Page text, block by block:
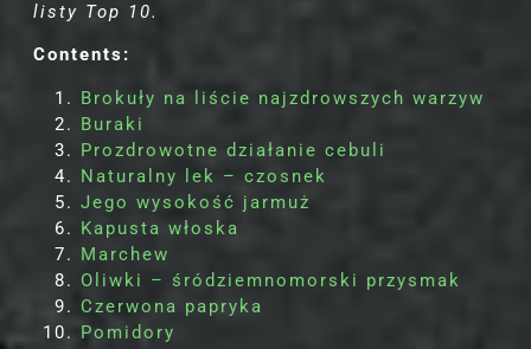
listy Top 10.
Contents:
Brokuły na liście najzdrowszych warzyw
Buraki
Prozdrowotne działanie cebuli
Naturalny lek – czosnek
Jego wysokość jarmuż
Kapusta włoska
Marchew
Oliwki – śródziemnomorski przysmak
Czerwona papryka
Pomidory